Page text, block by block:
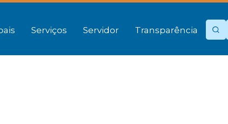
Serviços Servidor Transparência